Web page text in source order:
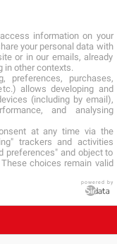
information on your
your personal data with
or in our emails, already
in other contexts.
preferences, purchases,
allows developing and
(including by email),
and analysing
at any time via the
trackers and activities
preferences" and object to
choices remain valid
powered by